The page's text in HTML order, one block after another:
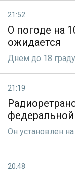
21:52
О погоде на
ожидается
Днём до 18
21:19
Он установлен
20:48